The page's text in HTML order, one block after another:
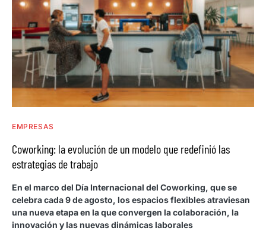
EMPRESAS
Coworking: la evolución de un modelo que redefinió las
estrategias de trabajo
En el marco del Día Internacional del Coworking, que se
celebra cada 9 de agosto, los espacios flexibles atraviesan
una nueva etapa en la que convergen la colaboración, la
innovación y las nuevas dinámicas laborales